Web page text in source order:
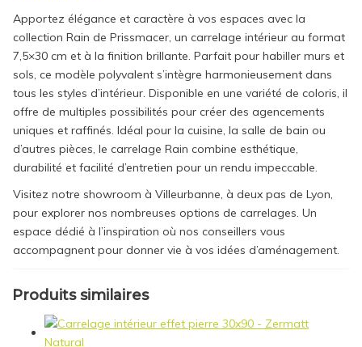
Apportez élégance et caractère à vos espaces avec la
collection Rain de Prissmacer, un carrelage intérieur au format
7,5×30 cm et à la finition brillante. Parfait pour habiller murs et
sols, ce modèle polyvalent s’intègre harmonieusement dans
tous les styles d’intérieur. Disponible en une variété de coloris, il
offre de multiples possibilités pour créer des agencements
uniques et raffinés. Idéal pour la cuisine, la salle de bain ou
d’autres pièces, le carrelage Rain combine esthétique,
durabilité et facilité d’entretien pour un rendu impeccable.
Visitez notre showroom à Villeurbanne, à deux pas de Lyon,
pour explorer nos nombreuses options de carrelages. Un
espace dédié à l’inspiration où nos conseillers vous
accompagnent pour donner vie à vos idées d’aménagement.
Produits similaires